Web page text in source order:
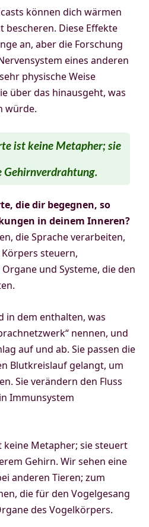
können dich wärmen
bescheren. Diese Effekte
an, aber die Forschung
eines anderen
physische Weise
über das hinausgeht, was
würde.
ist keine Metapher; sie
Gehirnverdrahtung.
die dir begegnen, so
in deinem Inneren?
die Sprache verarbeiten,
steuern,
und Systeme, die den
in dem enthalten, was
nennen, und
auf und ab. Sie passen die
Blutkreislauf gelangt, um
Sie verändern den Fluss
Immunsystem
keine Metapher; sie steuert
Gehirn. Wir sehen eine
anderen Tieren; zum
die für den Vogelgesang
des Vogelkörpers.